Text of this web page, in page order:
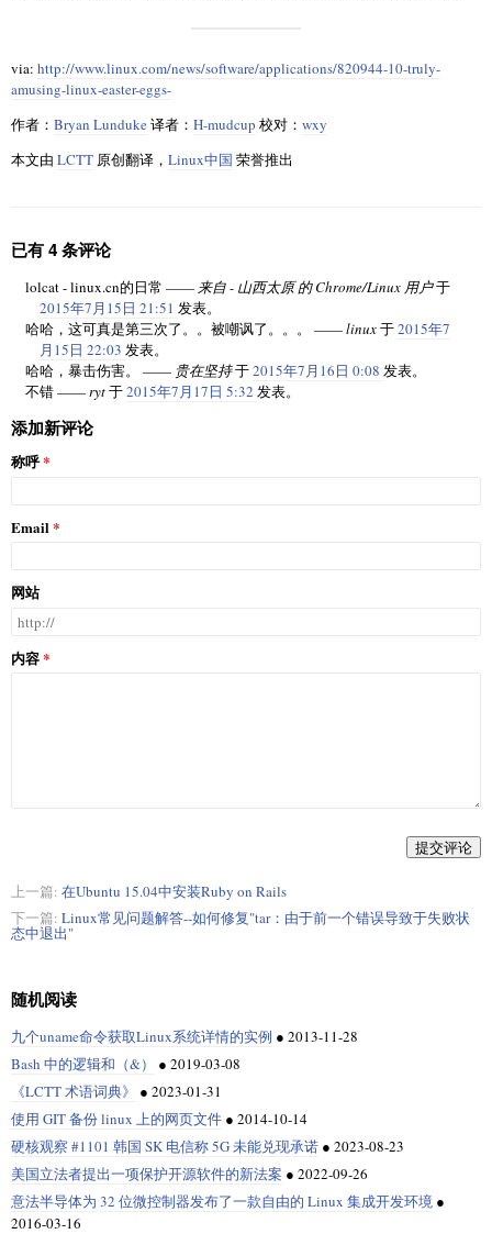
via: http://www.linux.com/news/software/applications/820944-10-truly-
amusing-linux-easter-eggs-
作者： Bryan Lunduke译者： H-mudcup 校对： wxy
本文由 LCTT 原创翻译， Linux中国 荣誉推出
已有 4 条评论
lolcat - linux.cn的日常 —— 来自 - 山西太原 的 Chrome/Linux 用户于
2015年7月15日 21:51 发表。
哈哈，这可真是第三次了。。被嘲讽了。。。 ——linux于2015年7
月15日 22:03 发表。
哈哈，暴击伤害。 —— 贵在坚持于2015年7月16日 0:08 发表。
不错 —— ryt于2015年7月17日 5:32 发表。
添加新评论
称呼
Email
网站
内容
提交评论
上一篇: 在Ubuntu 15.04中安装Ruby on Rails
下一篇: Linux常见问题解答--如何修复"tar：由于前一个错误导致于失败状
态中退出"
随机阅读
九个uname命令获取Linux系统详情的实例 ● 2013-11-28
Bash 中的逻辑和（&）
● 2019-03-08
《LCTT 术语词典》
● 2023-01-31
使用 GIT 备份 linux 上的网页文件 ● 2014-10-14
硬核观察 #1101 韩国 SK 电信称 5G 未能兑现承诺 ● 2023-08-23
美国立法者提出一项保护开源软件的新法案 ● 2022-09-26
意法半导体为 32 位微控制器发布了一款自由的 Linux 集成开发环境 ●
2016-03-16